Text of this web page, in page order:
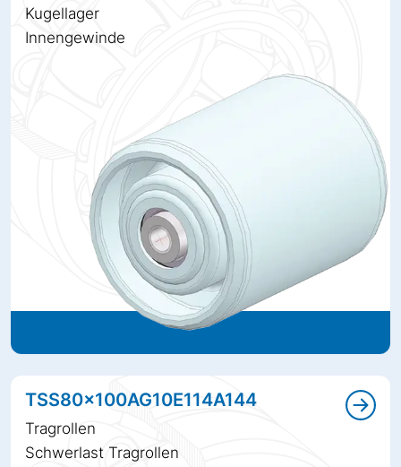
Kugellager
Innengewinde
TSS80x100AG10E114A144
Tragrollen
Schwerlast Tragrollen